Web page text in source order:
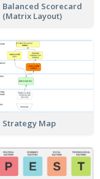
Balanced Scorecard
(Matrix Layout)
Strategy Map